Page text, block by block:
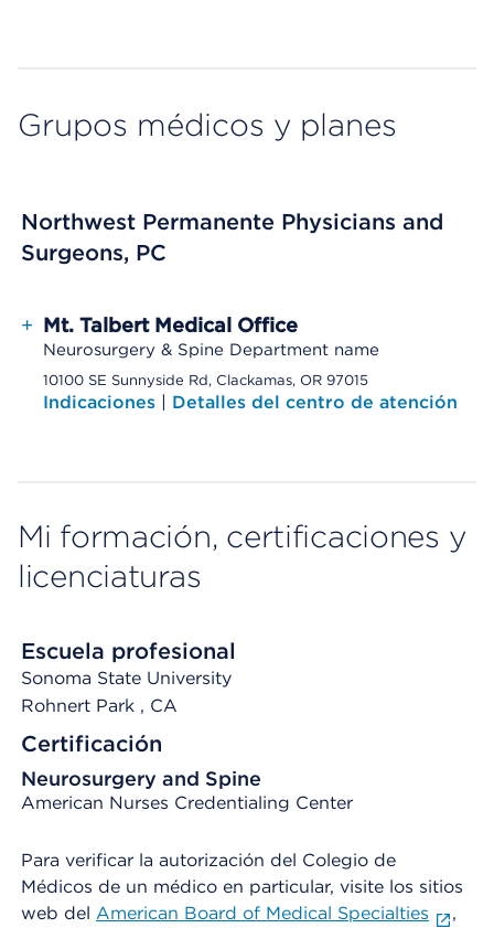
Grupos médicos y planes
Northwest Permanente Physicians and
Surgeons, PC
+ Mt. Talbert Medical Office
Neurosurgery & Spine Department name
10100 SE Sunnyside Rd, Clackamas, OR 97015
Indicaciones | Detalles del centro de atención
Mi formación, certificaciones y
licenciaturas
Escuela profesional
Sonoma State University
Rohnert Park , CA
Certificación
Neurosurgery and Spine
American Nurses Credentialing Center
Para verificar la autorización del Colegio de
Médicos de un médico en particular, visite los sitios
web del American Board of Medical Specialties
,